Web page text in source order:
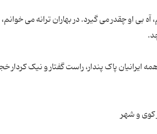
آه بی او چقدر می گیرد. در بهاران ترانه می
ایرانیان پاک پندار، راست گفتار و نیک کردار